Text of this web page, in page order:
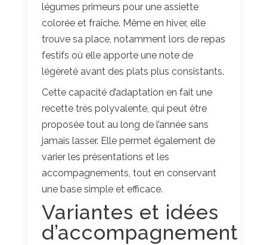
légumes primeurs pour une assiette
colorée et fraîche. Même en hiver, elle
trouve sa place, notamment lors de repas
festifs où elle apporte une note de
légèreté avant des plats plus consistants.
Cette capacité d’adaptation en fait une
recette très polyvalente, qui peut être
proposée tout au long de l’année sans
jamais lasser. Elle permet également de
varier les présentations et les
accompagnements, tout en conservant
une base simple et efficace.
Variantes et idées
d’accompagnement